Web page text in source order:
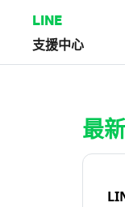
LINE
支援中心
最